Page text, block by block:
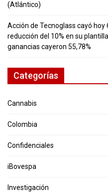
(Atlántico)
Acción de Tecnoglass cayó hoy
reducción del 10% en su
ganancias cayeron 55,78%
Categorías
Cannabis
Colombia
Confidenciales
iBovespa
Investigación